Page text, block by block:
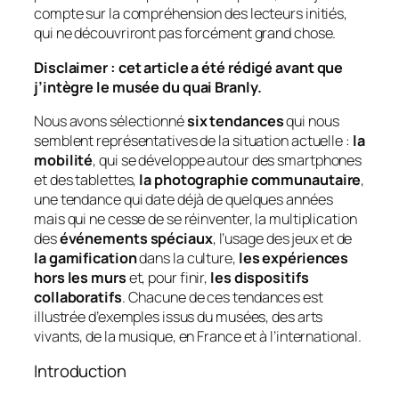
compte sur la compréhension des lecteurs initiés,
qui ne découvriront pas forcément grand chose.
Disclaimer : cet article a été rédigé avant que
j’intègre le musée du quai Branly.
Nous avons sélectionnésix tendancesqui nous
semblent représentatives de la situation actuelle : la
mobilité, qui se développe autour des smartphones
et des tablettes, la photographie communautaire,
une tendance qui date déjà de quelques années
mais qui ne cesse de se réinventer, la multiplication
desévénements spéciaux, l’usage des jeux et de
la gamificationdans la culture, les expériences
hors les murset, pour finir, les dispositifs
collaboratifs. Chacune de ces tendances est
illustrée d’exemples issus du musées, des arts
vivants, de la musique, en France et à l’international.
Introduction